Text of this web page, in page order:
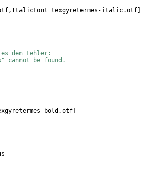
italic.otf
den Fehler:
cannot be found.
bold.otf